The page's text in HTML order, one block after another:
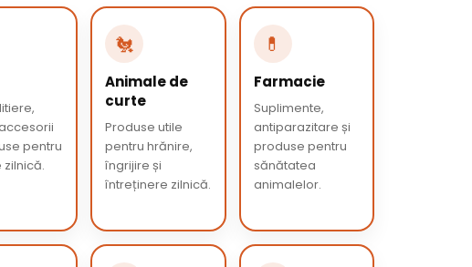
pentru
🐔
Animale de
curte
Produse utile
pentru hrănire,
îngrijire și
întreținere zilnică.
💊
Farmacie
Suplimente,
antiparazitare și
produse pentru
sănătatea
animalelor.